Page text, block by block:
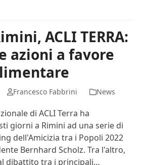
ACLI TERRA:
azioni a favore
Francesco Fabbrini News
di ACLI Terra ha
giorni a Rimini ad una serie di
dell'Amicizia tra i Popoli 2022
Bernhard Scholz. Tra l'altro,
dibattito tra i principali…